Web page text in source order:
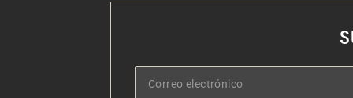
Correo
electrónico